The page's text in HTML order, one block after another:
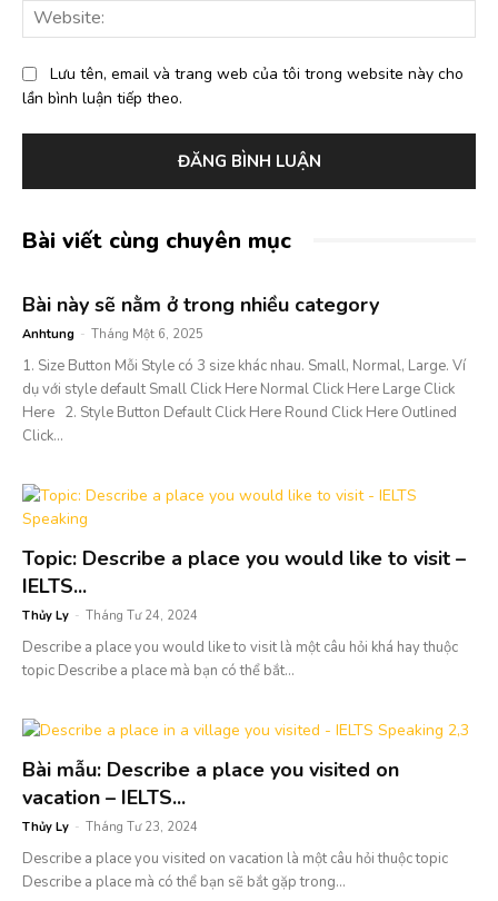
Lưu tên, email và trang web của tôi trong website này cho
lần bình luận tiếp theo.
Bài viết cùng chuyên mục
Bài này sẽ nằm ở trong nhiều category
Anhtung - Tháng Một 6, 2025
1. Size Button Mỗi Style có 3 size khác nhau. Small, Normal, Large. Ví
dụ với style default Small Click Here Normal Click Here Large Click
Here 2. Style Button Default Click Here Round Click Here Outlined
Click...
Topic: Describe a place you would like to visit –
IELTS...
Thủy Ly - Tháng Tư 24, 2024
Describe a place you would like to visit là một câu hỏi khá hay thuộc
topic Describe a place mà bạn có thể bắt...
Bài mẫu: Describe a place you visited on
vacation – IELTS...
Thủy Ly - Tháng Tư 23, 2024
Describe a place you visited on vacation là một câu hỏi thuộc topic
Describe a place mà có thể bạn sẽ bắt gặp trong...